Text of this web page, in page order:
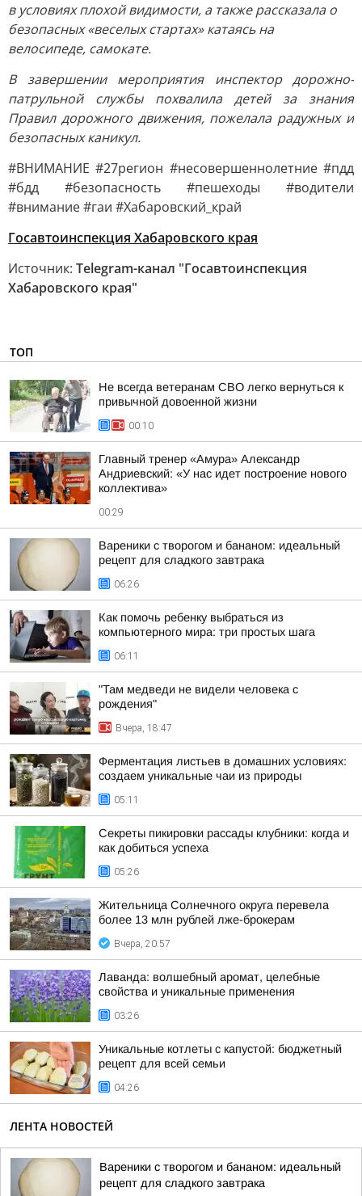
в условиях плохой видимости, а также рассказала о
безопасных «веселых стартах» катаясь на
велосипеде, самокате.
В завершении мероприятия инспектор дорожно-
патрульной службы похвалила детей за знания
Правил дорожного движения, пожелала радужных и
безопасных каникул.
#ВНИМАНИЕ #27регион #несовершеннолетние #пдд
#бдд #безопасность #пешеходы #водители
#внимание #гаи #Хабаровский_край
Госавтоинспекция Хабаровского края
Источник: Telegram-канал "Госавтоинспекция
Хабаровского края"
ТОП
Не всегда ветеранам СВО легко вернуться к
привычной довоенной жизни
00:10
Главный тренер «Амура» Александр
Андриевский: «У нас идет построение нового
коллектива»
00:29
Вареники с творогом и бананом: идеальный
рецепт для сладкого завтрака
06:26
Как помочь ребенку выбраться из
компьютерного мира: три простых шага
06:11
"Там медведи не видели человека с
рождения"
Вчера, 18:47
Ферментация листьев в домашних условиях:
создаем уникальные чаи из природы
05:11
Секреты пикировки рассады клубники: когда и
как добиться успеха
05:26
Жительница Солнечного округа перевела
более 13 млн рублей лже-брокерам
Вчера, 20:57
Лаванда: волшебный аромат, целебные
свойства и уникальные применения
03:26
Уникальные котлеты с капустой: бюджетный
рецепт для всей семьи
04:26
ЛЕНТА НОВОСТЕЙ
Вареники с творогом и бананом: идеальный
рецепт для сладкого завтрака